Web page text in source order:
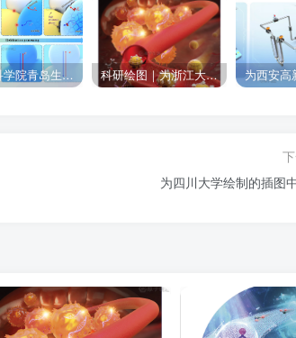
为中国科学院青岛生物能源与过程研究所绘制的插图作品 科研绘图｜为浙江大学绘制的封面中稿啦！
为四川大学绘制的插图